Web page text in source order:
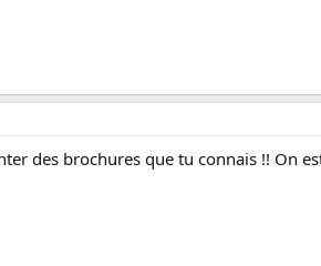
des brochures que tu connais !! On